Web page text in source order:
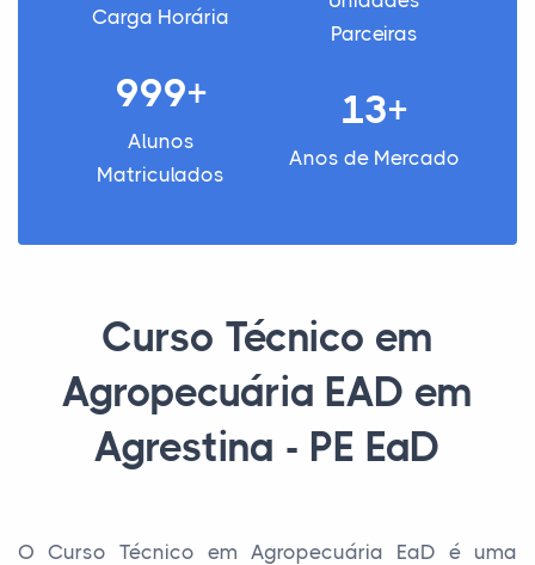
Carga Horária
Parceiras
999+
Alunos
Matriculados
13+
Anos de Mercado
Curso Técnico em
Agropecuária EAD em
Agrestina - PE EaD
O Curso Técnico em Agropecuária EaD é uma